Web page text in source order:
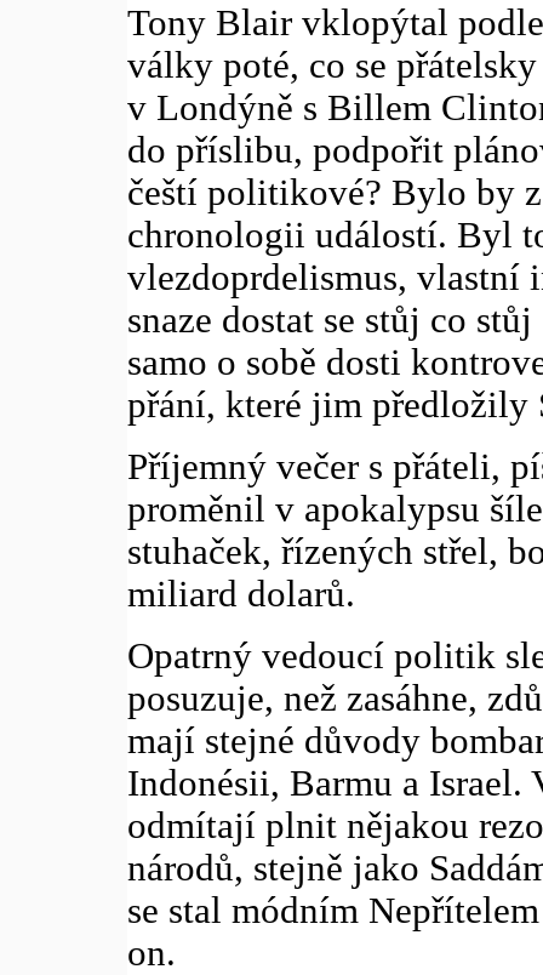
Tony Blair vklopýtal
války poté, co se
v Londýně s Billem
do příslibu, podpořit
čeští politikové? Bylo by
chronologii událostí. Byl
vlezdoprdelismus, vlastní
snaze dostat se stůj co
samo o sobě dosti
přání, které jim předložily
Příjemný večer s přáteli,
proměnil v apokalypsu
stuhaček, řízených střel,
miliard dolarů.
Opatrný vedoucí politik
posuzuje, než zasáhne,
mají stejné důvody
Indonésii, Barmu a Israel.
odmítají plnit nějakou
národů, stejně jako
se stal módním
on.